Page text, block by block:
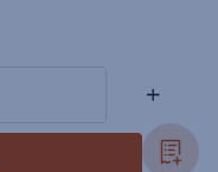
+